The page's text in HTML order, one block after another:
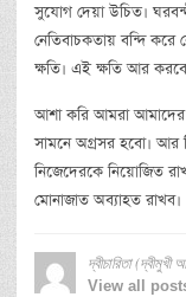
সুযোগ দেয়া উচিত।
নেতিবাচকতায় বন্দি
ক্ষতি। এই ক্ষতি আর
আশা করি আমরা আমাদের
সামনে অগ্রসর হবো। আর
নিজেদেরকে নিয়োজিত
মোনাজাত অব্যাহত রাখব।
দ্বীচারিতা (দ্বীমুখী
View all